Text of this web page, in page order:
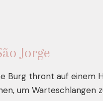
Jorge
Burg thront auf einem
um Warteschlangen